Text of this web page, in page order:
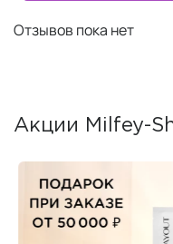
Отзывов пока нет
Акции Milfey-